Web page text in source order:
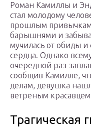
Роман Камиллы и
стал молодому
прошлым
барышнями и
мучилась от обиды
сердца. Однако
очередной раз
сообщив Камилле,
делам, девушка
ветреным
Трагическая